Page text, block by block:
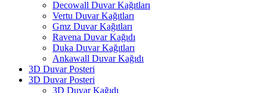
Decowall Duvar Kağıtları
Vertu Duvar Kağıtları
Gmz Duvar Kağıtları
Ravena Duvar Kağıdı
Duka Duvar Kağıtları
Ankawall Duvar Kağıdı
3D Duvar Posteri
3D Duvar Posteri
3D Duvar Kağıdı